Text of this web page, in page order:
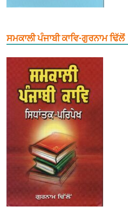
ਸਮਕਾਲੀ ਪੰਜਾਬੀ ਕਾਵਿ-ਗੁਰਨਾਮ ਢਿੱਲੋਂ